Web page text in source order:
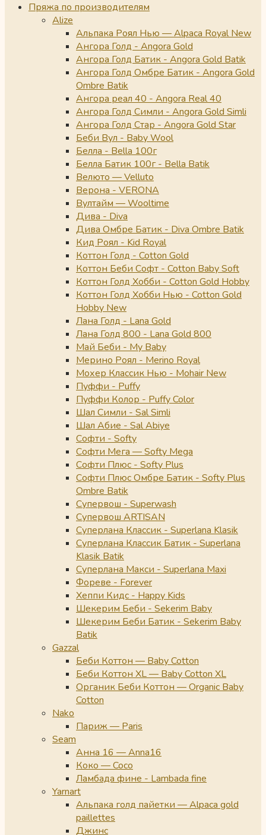
Пряжа по производителям
Alize
Альпака Роял Нью — Alpaca Royal New
Ангора Голд - Angora Gold
Ангора Голд Батик - Angora Gold Batik
Ангора Голд Омбре Батик - Angora Gold
Ombre Batik
Ангора реал 40 - Angora Real 40
Ангора Голд Симли - Angora Gold Simli
Ангора Голд Стар - Angora Gold Star
Беби Вул - Baby Wool
Белла - Bella 100г
Белла Батик 100г - Bella Batik
Велюто — Velluto
Верона - VERONA
Вултайм — Wooltime
Дива - Diva
Дива Омбре Батик - Diva Ombre Batik
Кид Роял - Kid Royal
Коттон Голд - Cotton Gold
Коттон Беби Софт - Cotton Baby Soft
Коттон Голд Хобби - Cotton Gold Hobby
Коттон Голд Хобби Нью - Cotton Gold
Hobby New
Лана Голд - Lana Gold
Лана Голд 800 - Lana Gold 800
Май Беби - My Baby
Мерино Роял - Merino Royal
Мохер Классик Нью - Mohair New
Пуффи - Puffy
Пуффи Колор - Puffy Color
Шал Симли - Sal Simli
Шал Абие - Sal Abiye
Софти - Softy
Софти Мега — Softy Mega
Софти Плюс - Softy Plus
Софти Плюс Омбре Батик - Softy Plus
Ombre Batik
Супервош - Superwash
Супервош ARTISAN
Суперлана Классик - Superlana Klasik
Суперлана Классик Батик - Superlana
Klasik Batik
Суперлана Макси - Superlana Maxi
Фореве - Forever
Хеппи Кидс - Happy Kids
Шекерим Беби - Sekerim Baby
Шекерим Беби Батик - Sekerim Baby
Batik
Gazzal
Беби Коттон — Baby Cotton
Беби Коттон XL — Baby Cotton XL
Органик Беби Коттон — Organic Baby
Cotton
Nako
Париж — Paris
Seam
Анна 16 — Anna16
Коко — Coco
Ламбада фине - Lambada fine
Yarnart
Альпака голд пайетки — Alpaca gold
paillettes
Джинс